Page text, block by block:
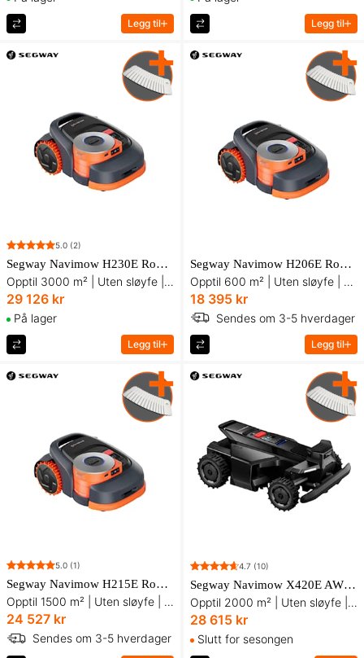
Legg til Legg til
5.0 (2)
Segway Navimow H230E Robotgressklipper
Opptil 3000 m² | Uten sløyfe | RTK + Kamera + Lidar
29 126 kr
På lager
Legg til
Segway Navimow H206E Robotgressklipper
Opptil 600 m² | Uten sløyfe | LiDAR + RTK + Kamera
18 395 kr
Sendes om 3-5 hverdager
Legg til
5.0 (1)
Segway Navimow H215E Robotgressklipper
Opptil 1500 m² | Uten sløyfe | LiDAR + RTK + Kamera
24 527 kr
Sendes om 3-5 hverdager
4.7 (10)
Segway Navimow X420E AWD Robotgressklipper
Opptil 2000 m² | Uten sløyfe | AWD - RTK - Kamera
28 615 kr
Slutt for sesongen